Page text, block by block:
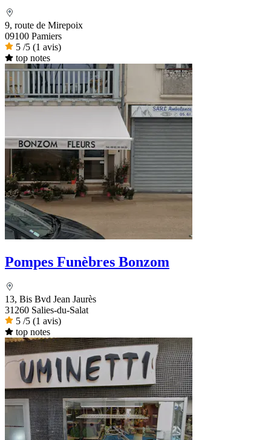
9, route de Mirepoix
09100 Pamiers
5 /5 (1 avis)
top notes
Pompes Funèbres Bonzom
13, Bis Bvd Jean Jaurès
31260 Salies-du-Salat
5 /5 (1 avis)
top notes